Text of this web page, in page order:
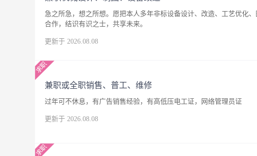
急之所急，想之所想。愿把本人多年非标设备设计、改造、工艺优化
合作，结识有识之士，共享未来。
更新于 2026.08.08
兼职或全职销售、普工、维修
过年可不休息，有广告销售经验，有高低压电工证，网络管理员证
更新于 2026.08.08